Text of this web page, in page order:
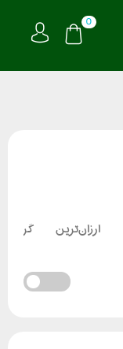
0
ارزان‌ترین